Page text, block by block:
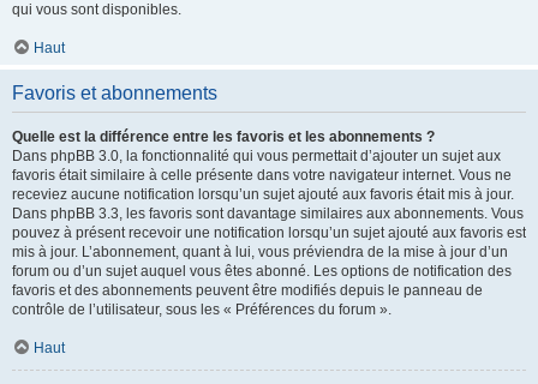
qui vous sont disponibles.
Haut
Favoris et abonnements
Quelle est la différence entre les favoris et les abonnements ?
Dans phpBB 3.0, la fonctionnalité qui vous permettait d’ajouter un sujet aux
favoris était similaire à celle présente dans votre navigateur internet. Vous ne
receviez aucune notification lorsqu’un sujet ajouté aux favoris était mis à jour.
Dans phpBB 3.3, les favoris sont davantage similaires aux abonnements. Vous
pouvez à présent recevoir une notification lorsqu’un sujet ajouté aux favoris est
mis à jour. L’abonnement, quant à lui, vous préviendra de la mise à jour d’un
forum ou d’un sujet auquel vous êtes abonné. Les options de notification des
favoris et des abonnements peuvent être modifiés depuis le panneau de
contrôle de l’utilisateur, sous les « Préférences du forum ».
Haut